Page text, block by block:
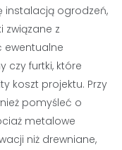
instalacją ogrodzeń,
z
ewentualne
czy furtki, które
koszt projektu. Przy
pomyśleć o
metalowe
niż drewniane,